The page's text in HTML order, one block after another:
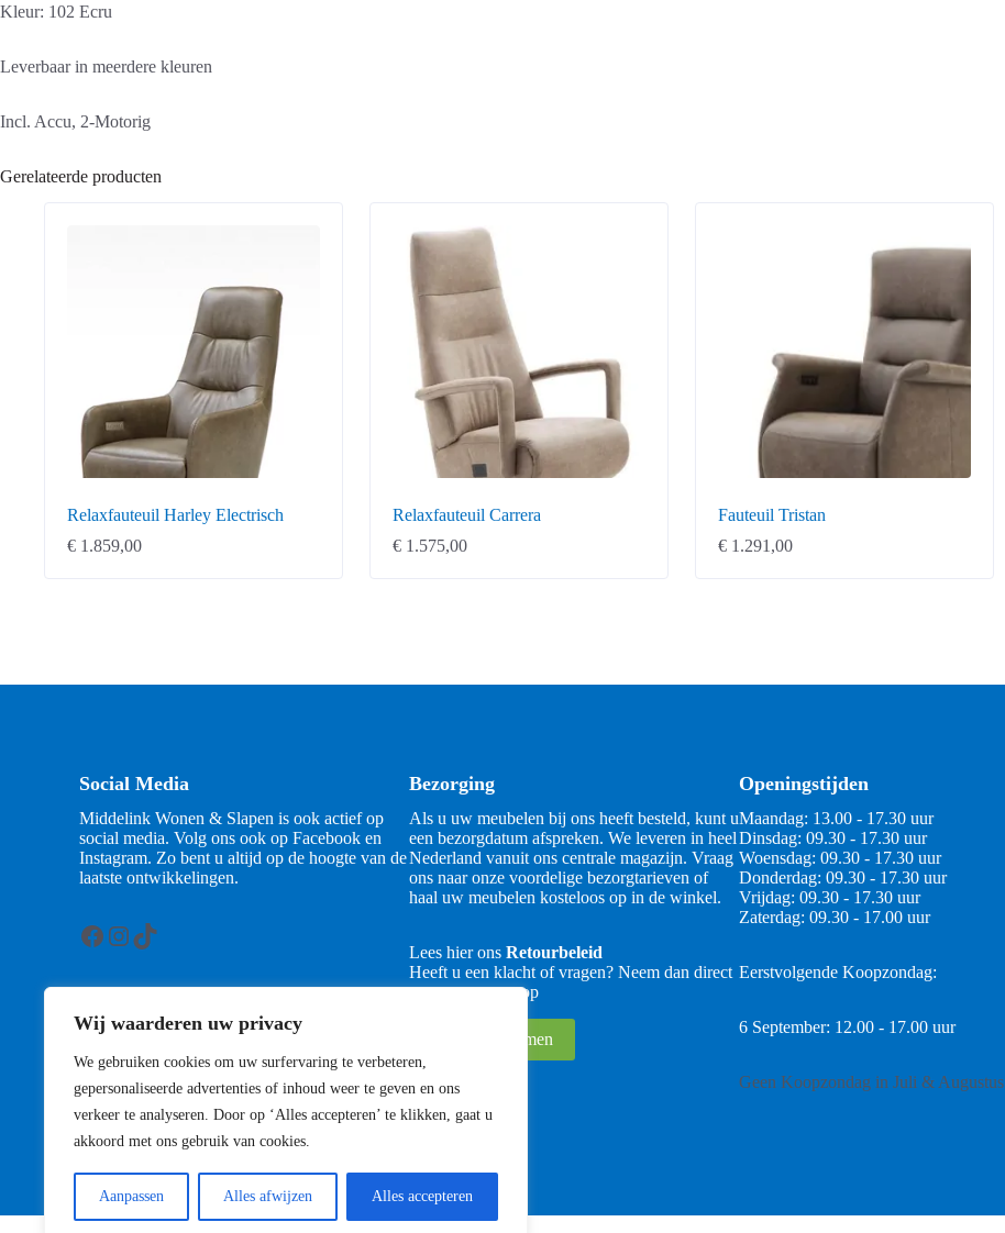
Wij waarderen uw privacy
We gebruiken cookies om uw surfervaring te verbeteren,
gepersonaliseerde advertenties of inhoud weer te geven en ons
verkeer te analyseren. Door op ‘Alles accepteren’ te klikken, gaat u
akkoord met ons gebruik van cookies.
Aanpassen Alles afwijzen Alles accepteren
Kleur: 102 Ecru
Leverbaar in meerdere kleuren
Incl. Accu, 2-Motorig
Gerelateerde producten
Relaxfauteuil Harley Electrisch
€ 1.859,00
Relaxfauteuil Carrera
€ 1.575,00
Fauteuil Tristan
€ 1.291,00
Social Media
Middelink Wonen & Slapen is ook actief op
social media. Volg ons ook op Facebook en
Instagram. Zo bent u altijd op de hoogte van de
laatste ontwikkelingen.
Facebook
Instagram
TikTok
Bezorging
Als u uw meubelen bij ons heeft besteld, kunt u
een bezorgdatum afspreken. We leveren in heel
Nederland vanuit ons centrale magazijn. Vraag
ons naar onze voordelige bezorgtarieven of
haal uw meubelen kosteloos op in de winkel.
Lees hier ons Retourbeleid
Heeft u een klacht of vragen? Neem dan direct
contact met ons op
Contact opnemen
Openingstijden
Maandag: 13.00 - 17.30 uur
Dinsdag: 09.30 - 17.30 uur
Woensdag: 09.30 - 17.30 uur
Donderdag: 09.30 - 17.30 uur
Vrijdag: 09.30 - 17.30 uur
Zaterdag: 09.30 - 17.00 uur
Eerstvolgende Koopzondag:
6 September: 12.00 - 17.00 uur
Geen Koopzondag in Juli & Augustus